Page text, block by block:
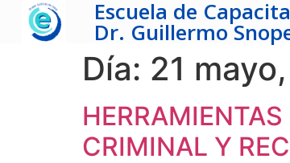
Escuela de
Dr. Guillermo
Día: 21
CRIMINAL Y